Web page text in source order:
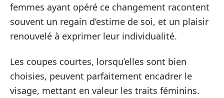
femmes ayant opéré ce changement racontent
souvent un regain d’estime de soi, et un plaisir
renouvelé à exprimer leur individualité.
Les coupes courtes, lorsqu’elles sont bien
choisies, peuvent parfaitement encadrer le
visage, mettant en valeur les traits féminins.